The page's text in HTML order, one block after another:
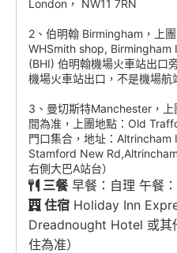
London， NW11 7RN
2、伯明翰 Birmingham，上
WHSmith shop,
(BHI) 伯明翰機場火車站出口
機場火車站出口，不是機場航
3、曼切斯特Manchester，
間為准，上團地點：Old
門口集合，地址：Altrincham
Stamford New
右側大巴A站台）
三餐早餐：自理 午餐
住宿 Holiday Inn
Dreadnought Hotel 或其
住為准）